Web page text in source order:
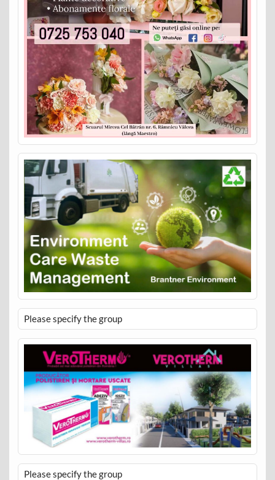
Please specify the group
Please specify the group